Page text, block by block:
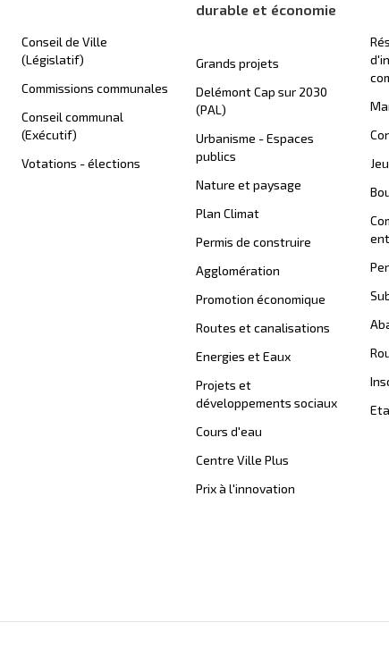
Conseil de Ville
(Législatif)
Commissions communales
Conseil communal
(Exécutif)
Votations - élections
durable et économie
Grands projets
Delémont Cap sur 2030
(PAL)
Urbanisme - Espaces
publics
Nature et paysage
Plan Climat
Permis de construire
Agglomération
Promotion économique
Routes et canalisations
Energies et Eaux
Projets et
développements sociaux
Cours d'eau
Centre Ville Plus
Prix à l'innovation